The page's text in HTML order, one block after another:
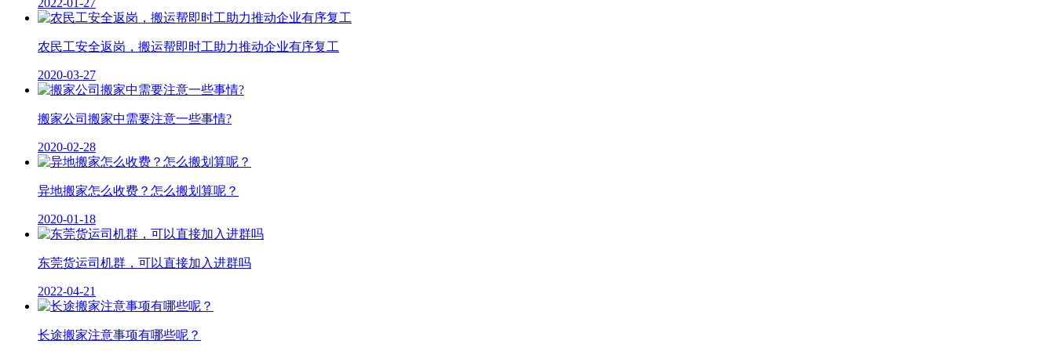
农民工安全返岗，搬运帮即时工助力推动企业有序复工
2020-03-27
搬家公司搬家中需要注意一些事情?
2020-02-28
异地搬家怎么收费？怎么搬划算呢？
2020-01-18
东莞货运司机群，可以直接加入进群吗
2022-04-21
长途搬家注意事项有哪些呢？